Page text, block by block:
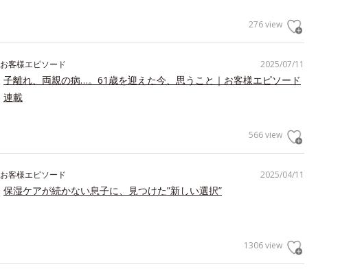
276 view
2025/07/11
お客様エピソード
子離れ、両親の病…。61歳を迎えた今、思うこと｜お客様エピソード
連載
566 view
2025/04/11
お客様エピソード
保湿ケアが続かない息子に、見つけた”新しい選択”
1306 view